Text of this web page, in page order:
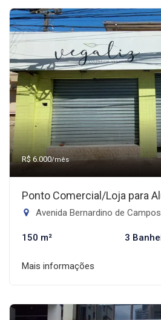
R$ 6.000/mês
Ponto Comercial/Loja para
Avenida Bernardino de Campos -
150 m² 3
Mais informações